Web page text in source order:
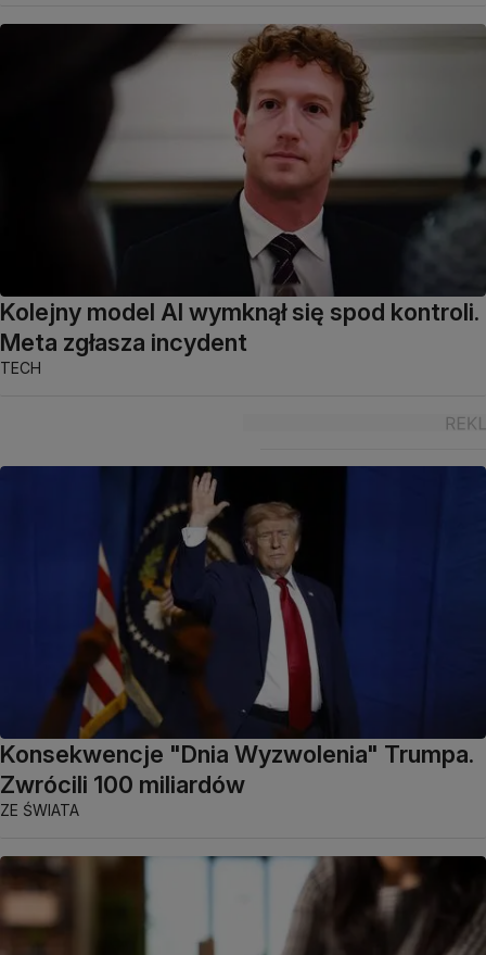
Kolejny model AI wymknął się spod kontroli.
Meta zgłasza incydent
TECH
Konsekwencje "Dnia Wyzwolenia" Trumpa.
Zwrócili 100 miliardów
ZE ŚWIATA